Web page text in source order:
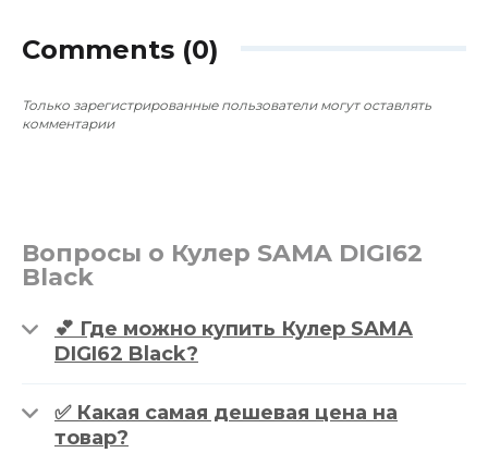
~$2,196
Comments (0)
Только зарегистрированные пользователи могут оставлять
комментарии
Вопросы о Кулер SAMA DIGI62
Black
💕 Где можно купить Кулер SAMA
DIGI62 Black?
✅ Какая самая дешевая цена на
товар?